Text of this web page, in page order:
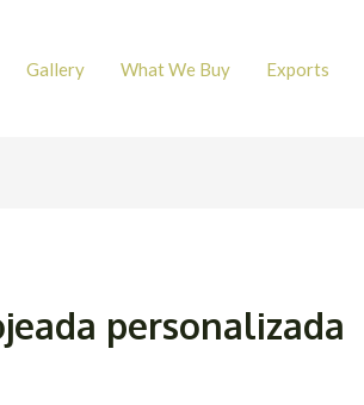
Gallery What We Buy Exports
personalizada